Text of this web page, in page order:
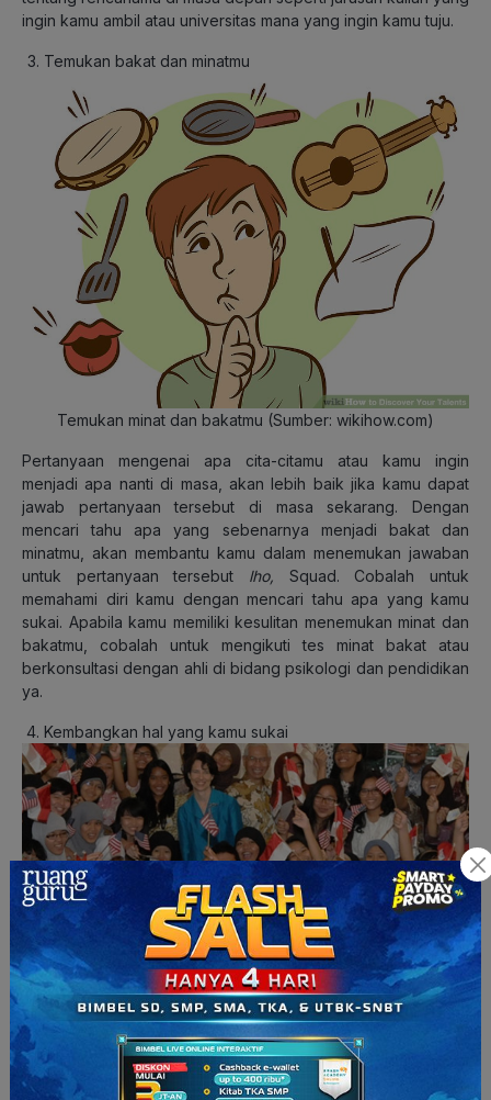
ingin kamu ambil atau universitas mana yang ingin kamu tuju.
Temukan bakat dan minatmu
Temukan minat dan bakatmu (Sumber: wikihow.com)
Pertanyaan mengenai apa cita-citamu atau kamu ingin
menjadi apa nanti di masa, akan lebih baik jika kamu dapat
jawab pertanyaan tersebut di masa sekarang. Dengan
mencari tahu apa yang sebenarnya menjadi bakat dan
minatmu, akan membantu kamu dalam menemukan jawaban
untuk pertanyaan tersebut lho, Squad. Cobalah untuk
memahami diri kamu dengan mencari tahu apa yang kamu
sukai. Apabila kamu memiliki kesulitan menemukan minat dan
bakatmu, cobalah untuk mengikuti tes minat bakat atau
berkonsultasi dengan ahli di bidang psikologi dan pendidikan
ya.
Kembangkan hal yang kamu sukai
YES Student Exchange Program
(Sumber:en.presidentpost.id )
Squad! Cobalah untuk mencari kegiatan yang dapat
mengasah keahlianmu dalam suatu bidang seperti mengikuti
klub olahraga sekolah atau ekstrakurikuler di sekolahmu atau
bahkan mengikuti program pertukaran pelajar. Apabila kamu
memang menekuni ketertarikan kamu, tentunya kamu dapat